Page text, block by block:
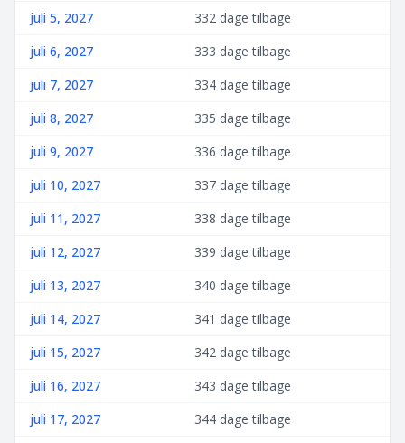
juli 5, 2027
332 dage tilbage
juli 6, 2027
333 dage tilbage
juli 7, 2027
334 dage tilbage
juli 8, 2027
335 dage tilbage
juli 9, 2027
336 dage tilbage
juli 10, 2027
337 dage tilbage
juli 11, 2027
338 dage tilbage
juli 12, 2027
339 dage tilbage
juli 13, 2027
340 dage tilbage
juli 14, 2027
341 dage tilbage
juli 15, 2027
342 dage tilbage
juli 16, 2027
343 dage tilbage
juli 17, 2027
344 dage tilbage